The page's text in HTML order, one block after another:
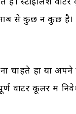
से कुछ न कुछ है।
चाहते हों या अपने
वाटर कूलर में